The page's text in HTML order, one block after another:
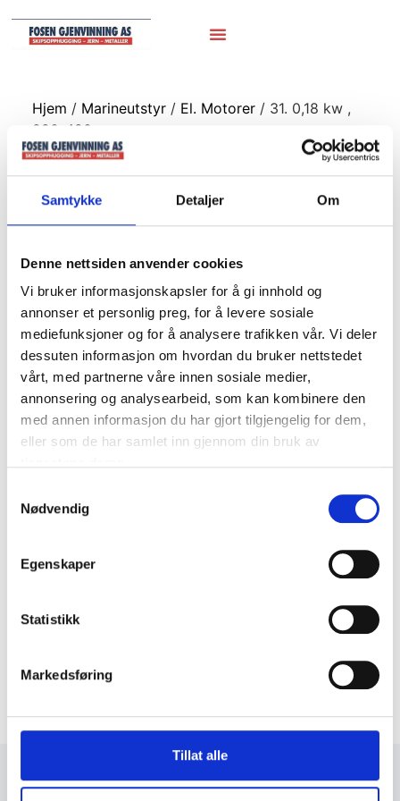
Samtykke Detaljer Om
Denne nettsiden anvender cookies
Vi bruker informasjonskapsler for å gi innhold og
annonser et personlig preg, for å levere sosiale
mediefunksjoner og for å analysere trafikken vår. Vi deler
dessuten informasjon om hvordan du bruker nettstedet
vårt, med partnerne våre innen sosiale medier,
annonsering og analysearbeid, som kan kombinere den
med annen informasjon du har gjort tilgjengelig for dem,
eller som de har samlet inn gjennom din bruk av
Nødvendig
Egenskaper
Statistikk
Markedsføring
Tillat alle
Hjem / Marineutstyr/ El. Motorer/ 31. 0,18 kw ,
220-420v
31. 0,18 kw , 220-
420v
+47 72 53 44 30